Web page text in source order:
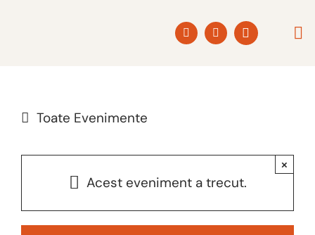
Toate Evenimente
Acest eveniment a trecut.
×